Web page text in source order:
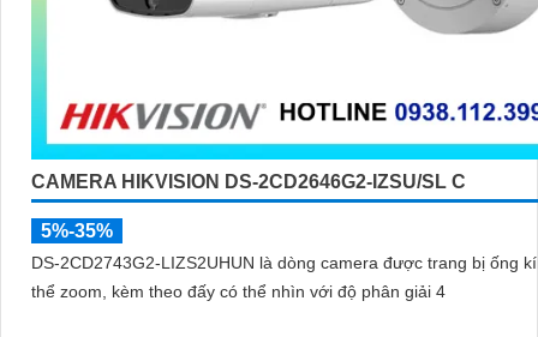
CAMERA HIKVISION DS-2CD2646G2-IZSU/SL C
5%-35%
DS-2CD2743G2-LIZS2UHUN là dòng camera được trang bị ống
thể zoom, kèm theo đấy có thể nhìn với độ phân giải 4